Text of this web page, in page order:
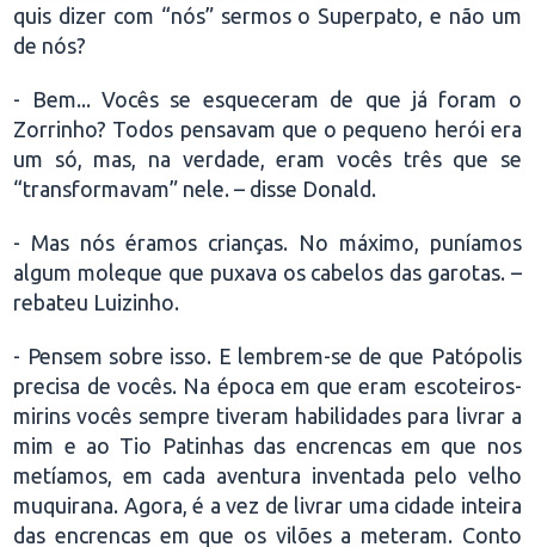
quis dizer com “nós” sermos o Superpato, e não um
de nós?
- Bem... Vocês se esqueceram de que já foram o
Zorrinho? Todos pensavam que o pequeno herói era
um só, mas, na verdade, eram vocês três que se
“transformavam” nele. – disse Donald.
- Mas nós éramos crianças. No máximo, puníamos
algum moleque que puxava os cabelos das garotas. –
rebateu Luizinho.
- Pensem sobre isso. E lembrem-se de que Patópolis
precisa de vocês. Na época em que eram escoteiros-
mirins vocês sempre tiveram habilidades para livrar a
mim e ao Tio Patinhas das encrencas em que nos
metíamos, em cada aventura inventada pelo velho
muquirana. Agora, é a vez de livrar uma cidade inteira
das encrencas em que os vilões a meteram. Conto